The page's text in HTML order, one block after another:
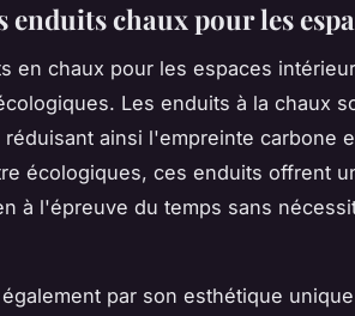
enduits chaux pour les
en chaux pour les espaces
Les enduits à la chaux
ainsi l'empreinte carbone
écologiques, ces enduits offrent
à l'épreuve du temps sans
par son esthétique